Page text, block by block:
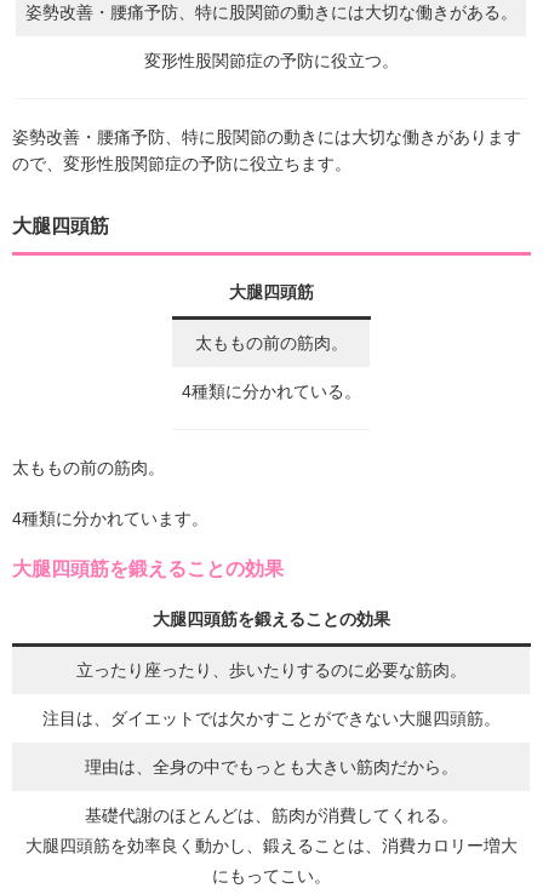
姿勢改善・腰痛予防、特に股関節の動きには大切な働きがある。
変形性股関節症の予防に役立つ。
姿勢改善・腰痛予防、特に股関節の動きには大切な働きがあります
ので、変形性股関節症の予防に役立ちます。
大腿四頭筋
大腿四頭筋
太ももの前の筋肉。
4種類に分かれている。
太ももの前の筋肉。
4種類に分かれています。
大腿四頭筋を鍛えることの効果
大腿四頭筋を鍛えることの効果
立ったり座ったり、歩いたりするのに必要な筋肉。
注目は、ダイエットでは欠かすことができない大腿四頭筋。
理由は、全身の中でもっとも大きい筋肉だから。
基礎代謝のほとんどは、筋肉が消費してくれる。
大腿四頭筋を効率良く動かし、鍛えることは、消費カロリー増大
にもってこい。